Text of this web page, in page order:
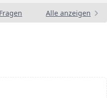
Alle anzeigen